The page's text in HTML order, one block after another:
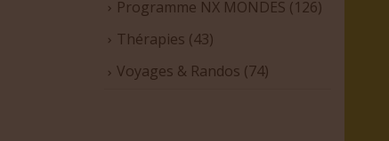
Programme NX MONDES (126)
Thérapies (43)
Voyages & Randos (74)